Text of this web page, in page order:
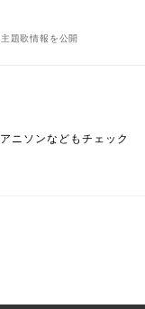
題歌情報を公開
ニソンなどもチェック